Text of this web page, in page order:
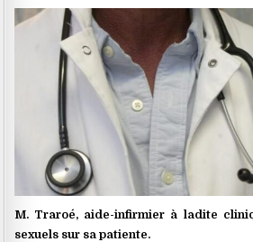
M. Traroé, aide-infirmier à ladite
sexuels sur sa patiente.